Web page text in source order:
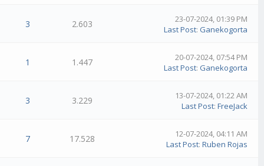
3 2.603
23-07-2024, 01:39 PM
Last Post: Ganekogorta
1 1.447
20-07-2024, 07:54 PM
Last Post: Ganekogorta
3 3.229
13-07-2024, 01:22 AM
Last Post:FreeJack
7 17.528
12-07-2024, 04:11 AM
Last Post:Ruben Rojas